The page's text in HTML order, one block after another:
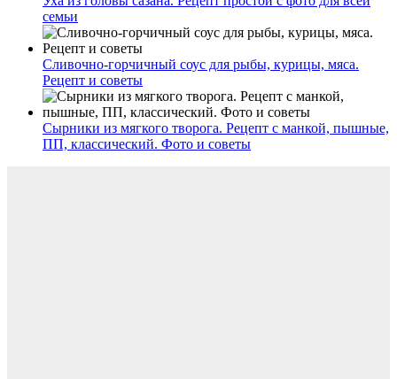
семьи
Сливочно-горчичный соус для рыбы, курицы, мяса.
Рецепт и советы
Сырники из мягкого творога. Рецепт с манкой, пышные,
ПП, классический. Фото и советы